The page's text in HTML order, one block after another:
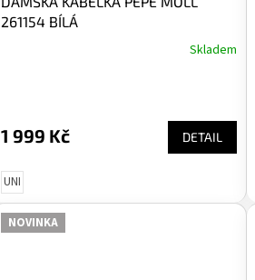
261154 BÍLÁ
Skladem
1 999 Kč DETAIL
UNI
NOVINKA